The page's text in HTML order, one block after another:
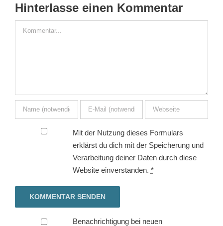
Hinterlasse einen Kommentar
Kommentar
Mit der Nutzung dieses Formulars
erklärst du dich mit der Speicherung und
Verarbeitung deiner Daten durch diese
Website einverstanden. *
Benachrichtigung bei neuen